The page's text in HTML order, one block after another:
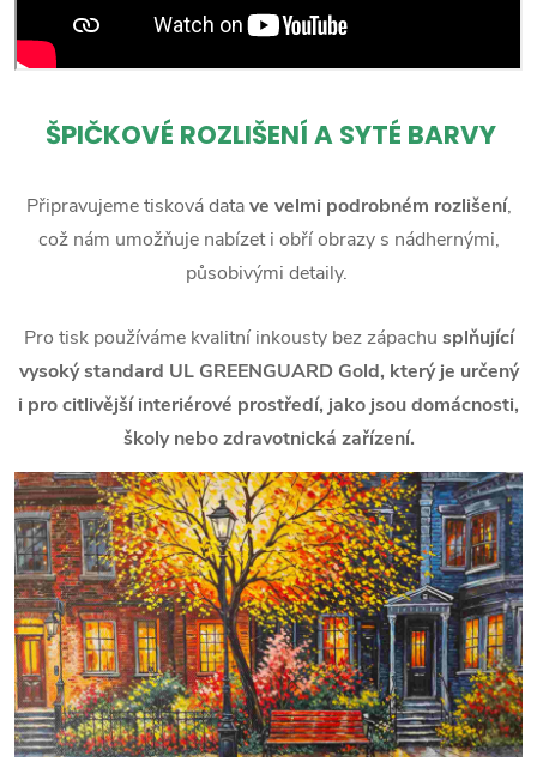
ŠPIČKOVÉ ROZLIŠENÍ A SYTÉ BARVY
Připravujeme tisková datave velmi podrobném rozlišení,
což nám umožňuje nabízet i obří obrazy s nádhernými,
působivými detaily.
Pro tisk používáme kvalitní inkousty bez zápachu splňující
vysoký standard UL GREENGUARD Gold, který je určený
i pro citlivější interiérové prostředí, jako jsou domácnosti,
školy nebo zdravotnická zařízení.